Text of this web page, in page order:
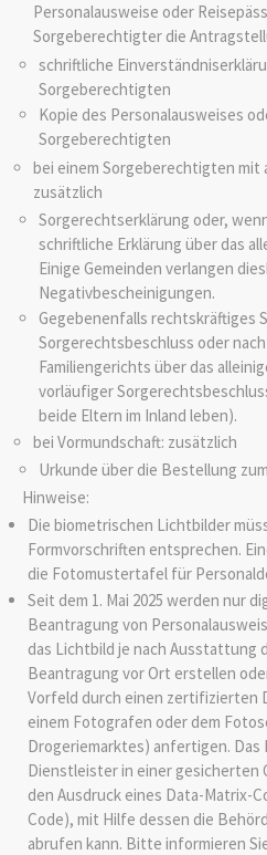
Personalausweise oder
Sorgeberechtigter die
schriftliche
Sorgeberechtigten
Kopie des Personalausweises
Sorgeberechtigten
bei einem Sorgeberechtigten mit
zusätzlich
Sorgerechtserklärung oder,
schriftliche Erklärung über das
Einige Gemeinden verlangen
Negativbescheinigungen.
Gegebenenfalls rechtskräftiges
Sorgerechtsbeschluss oder
Familiengerichts über das
vorläufiger
beide Eltern im Inland leben).
bei Vormundschaft: zusätzlich
Urkunde über die Bestellung
Hinweise:
Die biometrischen Lichtbilder
Formvorschriften entsprechen.
die Fotomustertafel für
Seit dem 1. Mai 2025 werden nur
Beantragung von
das Lichtbild je nach Ausstattung
Beantragung vor Ort erstellen
Vorfeld durch einen zertifizierten
einem Fotografen oder dem
Drogeriemarktes) anfertigen. Das
Dienstleister in einer gesicherten
den Ausdruck eines Data-Matrix-
Code), mit Hilfe dessen die
abrufen kann. Bitte informieren